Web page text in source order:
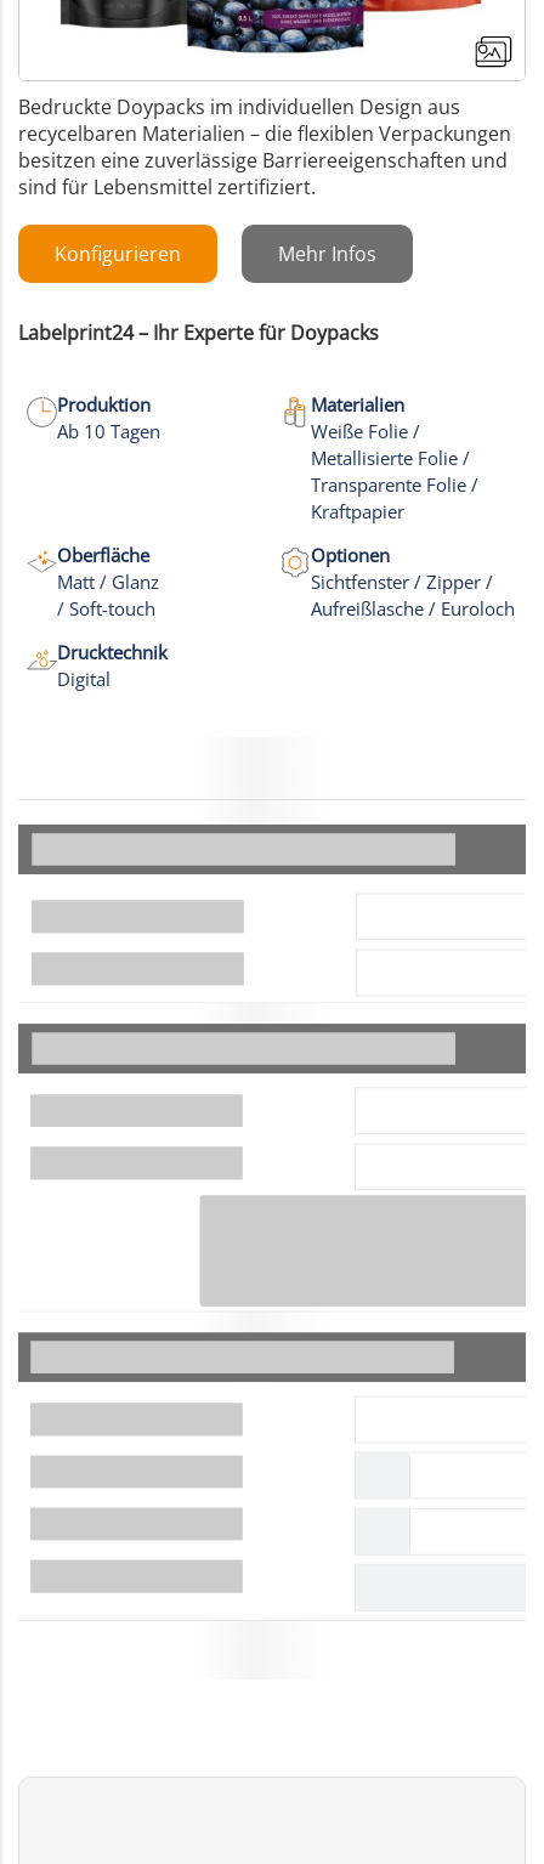
+17
Bedruckte Doypacks im individuellen Design aus
recycelbaren Materialien – die flexiblen Verpackungen
besitzen eine zuverlässige Barriereeigenschaften und
sind für Lebensmittel zertifiziert.
Konfigurieren Mehr Infos
Labelprint24 – Ihr Experte für Doypacks
Produktion
Ab 10 Tagen
Materialien
Weiße Folie /
Metallisierte Folie /
Transparente Folie /
Kraftpapier
Oberfläche
Matt / Glanz
/ Soft-touch
Optionen
Sichtfenster / Zipper /
Aufreißlasche / Euroloch
Drucktechnik
Digital